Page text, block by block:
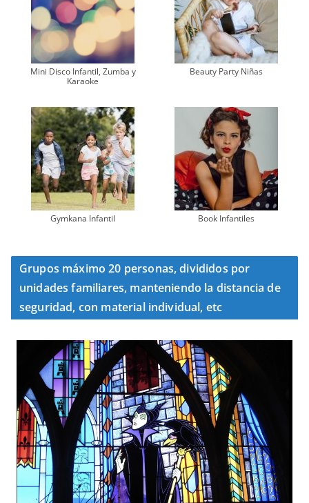
Mini Disco Infantil, Zumba y
Karaoke
Beauty Party Niñas
Gymkana Infantil Book Infantiles
Grupos máximo 20 personas, divididos por
unidades familiares, manteniendo la distancia de
seguridad, con material individual, etc